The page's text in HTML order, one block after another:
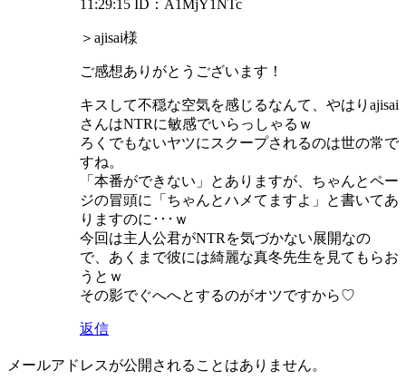
11:29:15 ID：A1MjY1NTc
＞ajisai様
ご感想ありがとうございます！
キスして不穏な空気を感じるなんて、やはりajisai
さんはNTRに敏感でいらっしゃるｗ
ろくでもないヤツにスクープされるのは世の常で
すね。
「本番ができない」とありますが、ちゃんとペー
ジの冒頭に「ちゃんとハメてますよ」と書いてあ
りますのに･･･ｗ
今回は主人公君がNTRを気づかない展開なの
で、あくまで彼には綺麗な真冬先生を見てもらお
うとｗ
その影でぐへへとするのがオツですから♡
返信
メールアドレスが公開されることはありません。